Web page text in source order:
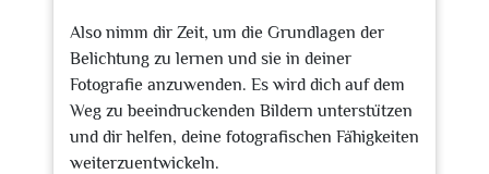
Also nimm dir Zeit, um die Grundlagen der
Belichtung zu lernen und sie in deiner
Fotografie anzuwenden. Es wird dich auf dem
Weg zu beeindruckenden Bildern unterstützen
und dir helfen, deine fotografischen Fähigkeiten
weiterzuentwickeln.